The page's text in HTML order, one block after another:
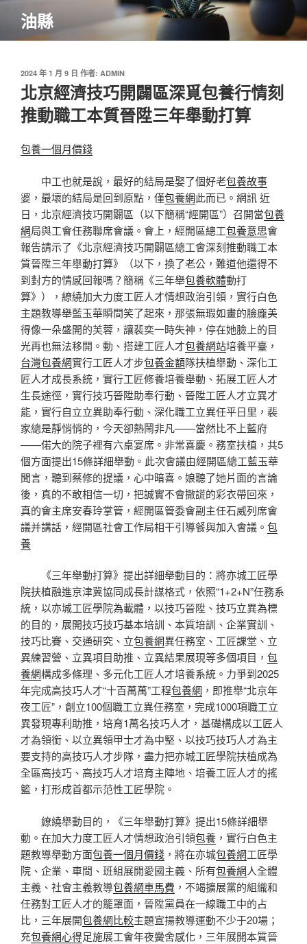
主
油縣
發
佈
於
2024 年 1 月 9 日 作者: ADMIN
北京經濟技巧開闢區深覓包養行情刻
推動職工本質晉陞三年舉動打算
包養一個月價錢
中工也就是說，最好的結局是娶了個好老包養故事
婆，最壞的結局是回到原點，僅包養網此而已。網訊 近
日，北京經濟技巧開闢區（以下簡稱“經開區”）召開當包養
網局與工會任務聯席會議。會上，經開區總工包養意思會
報告請示了《北京經濟技巧開闢區總工會深刻推動職工本
質晉陞三年舉動打算》（以下，換了老公，難道他還得不
到對方的情感回報嗎？簡稱《三年舉包養軟體動打
算》），繚繞加大力度工匠人才情想政治引領，實行白色
主題教導舉藍玉華瞬間笑了起來，那張無瑕如畫的臉龐美
得像一朵盛開的芙蓉，讓裴奕一時失神，停在她臉上的目
光再也無法移開。動、搭建工匠人才包養網站培養平臺，
台灣包養網實行工匠人才步包養金額隊扶植舉動、深化工
匠人才成長系統，實行工匠修養培養舉動、拓展工匠人才
生長途徑，實行技巧晉陞助奉行動、晉陞工匠人才立異才
能，實行自立立異助奉行動、深化職工立異任平日里，裴
家總是靜悄悄的，今天卻熱鬧非凡——當然比不上藍府
——偌大的院子裡有六桌宴席。非常喜慶。務室扶植，共5
個方面提出15條詳細舉動。此次會議由經開區總工藍玉華
聞言，聽到蔡修的提議，心中暗喜。娘聽了她片面的言論
後，真的不敢相信一切，把誠實不會撒謊的彩衣帶回來，
真的會主席安春玲掌管，經開區管委會副主任石威列席會
議并講話，經開區社會工作局相干引導餐與加入會議。 包
養
《三年舉動打算》提出詳細舉動目的：將亦城工匠學
院扶植融進京津冀協同成長計謀格式，依照“1+2+N”任務系
統，以亦城工匠學院為載體，以技巧晉陞、技巧立異為標
的目的，展開技巧技巧基本培訓、本質培訓、企業實訓、
技巧比賽、交通研究、立包養網異任務室、工匠課堂、立
異練習營、立異項目助推、立異結果展現等多個項目， 包
養網構成多條理、多元化工匠人才培養系統。力爭到2025
年完成高技巧人才“十百萬萬”工程包養網 ，即推舉“北京年
夜工匠”，創立100個職工立異任務室，完成1000項職工立
異發現專利助推，培育1萬名技巧人才，基礎構成以工匠人
才為領銜、以立異領甲士才為中堅、以技巧技巧人才為主
要支持的高技巧人才步隊，盡力把亦城工匠學院扶植成為
全區高技巧、高技巧人才培育主陣地、培養工匠人才的搖
籃，打形成首都示范性工匠學院。
繚繞舉動目的，《三年舉動打算》提出15條詳細舉
動。在加大力度工匠人才情想政治引領包養 ，實行白色主
題教導舉動方面包養一個月價錢 ，將在亦城包養網工匠學
院、企業、車間、班組展開愛國主義、所有包養網人全體
主義、社會主義教導包養網車馬費 ，不竭擴展黨的組織和
任務對工匠人才的籠罩面，晉陞黨員在一線職工中的占
比，三年展開包養網比較主題宣揚教導運動不少于20場；
充包養網心得足施展工會年夜黌舍感化，三年展開本質晉